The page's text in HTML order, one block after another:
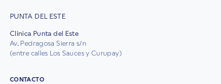
PUNTA DEL ESTE
Clínica Punta del Este
Av. Pedragosa Sierra s/n
(entre calles Los Sauces y Curupay)
CONTACTO